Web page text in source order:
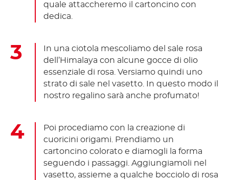
quale attaccheremo il cartoncino con
dedica.
In una ciotola mescoliamo del sale rosa
dell’Himalaya con alcune gocce di olio
essenziale di rosa. Versiamo quindi uno
strato di sale nel vasetto. In questo modo il
nostro regalino sarà anche profumato!
Poi procediamo con la creazione di
cuoricini origami. Prendiamo un
cartoncino colorato e diamogli la forma
seguendo i passaggi. Aggiungiamoli nel
vasetto, assieme a qualche bocciolo di rosa